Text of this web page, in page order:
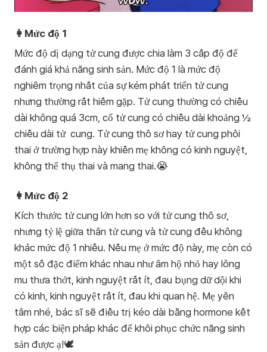
👩Mức độ 1
Mức độ dị dạng tử cung được chia làm 3 cấp độ để
đánh giá khả năng sinh sản. Mức độ 1 là mức độ
nghiêm trọng nhất của sự kém phát triển tử cung
nhưng thường rất hiếm gặp. Tử cung thường có chiều
dài không quá 3cm, cổ tử cung có chiều dài khoảng ½
chiều dài tử cung. Tử cung thô sơ hay tử cung phôi
thai ở trường hợp này khiến mẹ không có kinh nguyệt,
không thể thụ thai và mang thai.😭
👩Mức độ 2
Kích thước tử cung lớn hơn so với tử cung thô sơ,
nhưng tỷ lệ giữa thân tử cung và tử cung đều không
khác mức độ 1 nhiều. Nếu mẹ ở mức độ này, mẹ còn có
một số đặc điểm khác nhau như âm hộ nhỏ hay lông
mu thưa thớt, kinh nguyệt rất ít, đau bụng dữ dội khi
có kinh, kinh nguyệt rất ít, đau khi quan hệ. Mẹ yên
tâm nhé, bác sĩ sẽ điều trị kéo dài bằng hormone kết
hợp các biện pháp khác để khôi phục chức năng sinh
sản được ạ!🕊️